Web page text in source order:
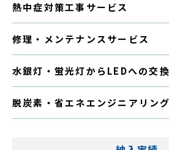
熱中症対策工事サービス
修理・メンテナンスサービス
水銀灯・蛍光灯からLEDへの交
脱炭素・省エネエンジニアリン